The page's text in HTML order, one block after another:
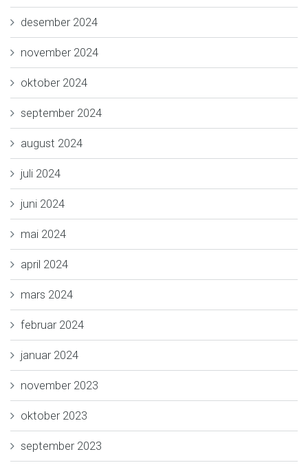
desember 2024
november 2024
oktober 2024
september 2024
august 2024
juli 2024
juni 2024
mai 2024
april 2024
mars 2024
februar 2024
januar 2024
november 2023
oktober 2023
september 2023